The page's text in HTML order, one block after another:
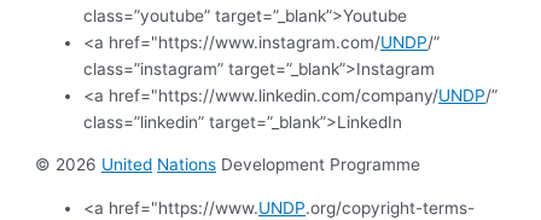
class=”youtube” target=”_blank”>Youtube
<a href="https://www.instagram.com/UNDP/”
class=”instagram” target=”_blank”>Instagram
<a href="https://www.linkedin.com/company/UNDP/”
class=”linkedin” target=”_blank”>LinkedIn
© 2026 United Nations Development Programme
<a href="https://www.UNDP.org/copyright-terms-